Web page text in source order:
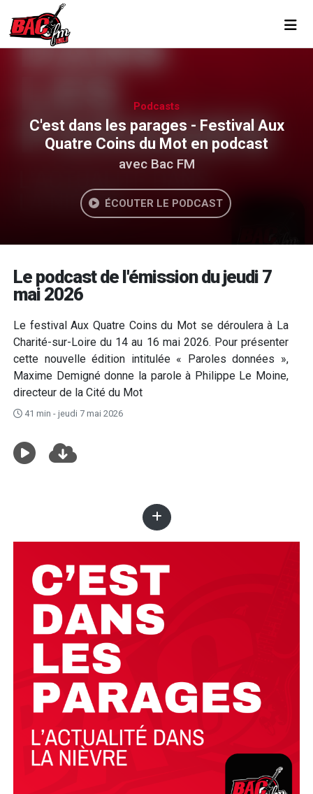
Podcasts
C'est dans les parages - Festival Aux
Quatre Coins du Mot en podcast
avec Bac FM
ÉCOUTER LE PODCAST
Le podcast de l'émission du jeudi 7
mai 2026
Le festival Aux Quatre Coins du Mot se déroulera à La
Charité-sur-Loire du 14 au 16 mai 2026. Pour présenter
cette nouvelle édition intitulée « Paroles données »,
Maxime Demigné donne la parole à Philippe Le Moine,
directeur de la Cité du Mot
41 min - jeudi 7 mai 2026